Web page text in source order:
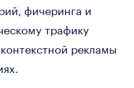
фичеринга и
трафику
рекламы